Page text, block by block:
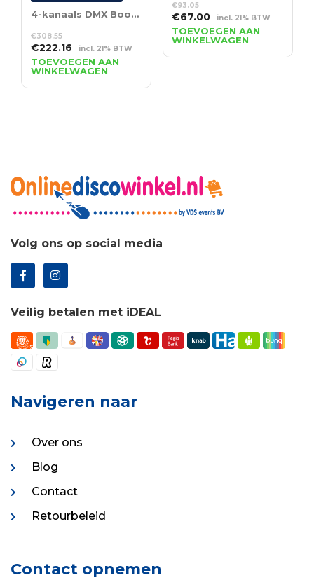
4-kanaals DMX Booster 3- en 5-polige XLR
€308.55
Oorspronkelijke
prijs
was:
€308.55.
€222.16Huidige
prijs
is:
€222.16.
incl. 21% BTW
TOEVOEGEN AAN
WINKELWAGEN
€93.05
Oorspronkelijke
prijs
was:
€93.05.
€67.00Huidige
prijs
is:
€67.00.
incl. 21% BTW
TOEVOEGEN AAN
WINKELWAGEN
Volg ons op social media
Veilig betalen met iDEAL
Navigeren naar
Over ons
Blog
Contact
Retourbeleid
Contact opnemen